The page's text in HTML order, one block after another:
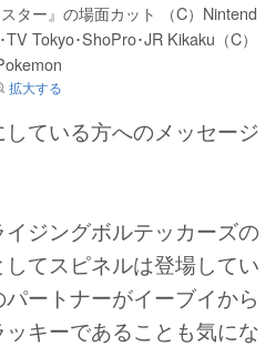
ター』の場面カット （C）Nintend
Tokyo･ShoPro･JR Kikaku（C）
拡大する
ている方へのメッセージ
ジングボルテッカーズの
てスピネルは登場してい
ートナーがイーブイから
キーであることも気にな